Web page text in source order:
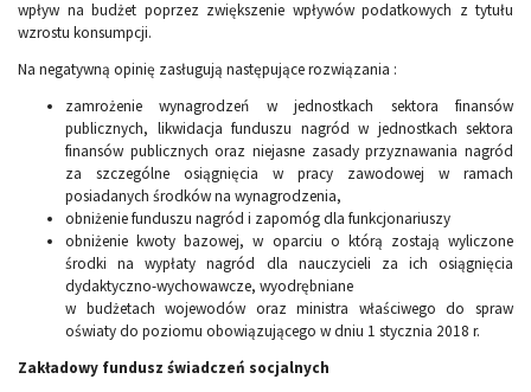
wpływ na budżet poprzez zwiększenie wpływów podatkowych z tytułu
wzrostu konsumpcji.
Na negatywną opinię zasługują następujące rozwiązania :
zamrożenie wynagrodzeń w jednostkach sektora finansów
publicznych, likwidacja funduszu nagród w jednostkach sektora
finansów publicznych oraz niejasne zasady przyznawania nagród
za szczególne osiągnięcia w pracy zawodowej w ramach
posiadanych środków na wynagrodzenia,
obniżenie funduszu nagród i zapomóg dla funkcjonariuszy
obniżenie kwoty bazowej, w oparciu o którą zostają wyliczone
środki na wypłaty nagród dla nauczycieli za ich osiągnięcia
dydaktyczno-wychowawcze, wyodrębniane
w budżetach wojewodów oraz ministra właściwego do spraw
oświaty do poziomu obowiązującego w dniu 1 stycznia 2018 r.
Zakładowy fundusz świadczeń socjalnych